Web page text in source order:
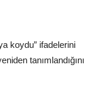
koydu” ifadelerini
tanımlandığını